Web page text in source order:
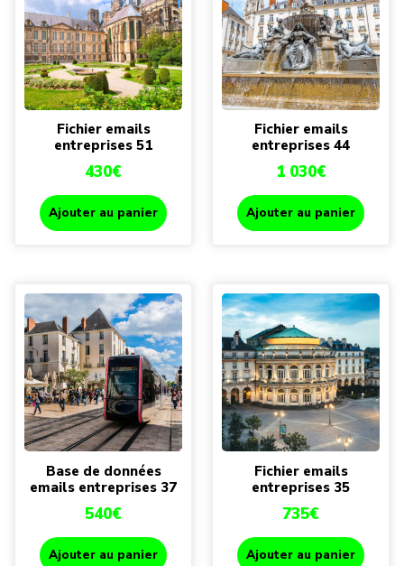
Fichier emails
entreprises 51
430€
Ajouter au panier
Fichier emails
entreprises 44
1 030€
Ajouter au panier
Base de données
emails entreprises 37
540€
Ajouter au panier
Fichier emails
entreprises 35
735€
Ajouter au panier